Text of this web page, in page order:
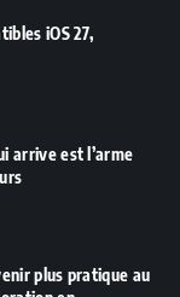
iOS 27,
arrive est l’arme
plus pratique au